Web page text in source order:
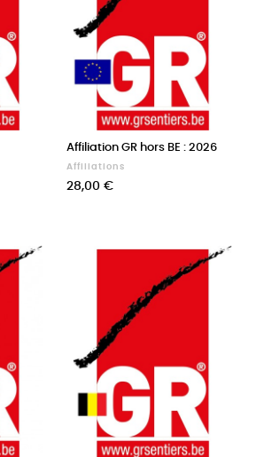
Affiliation GR hors BE : 2026
Affiliations
Prix
28,00 €